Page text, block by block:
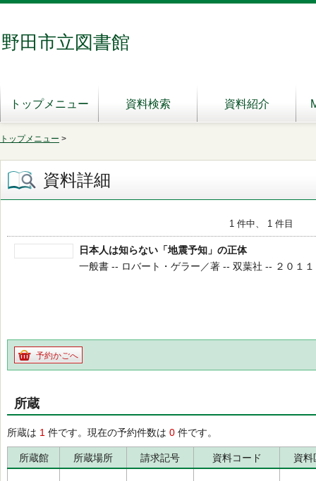
野田市立図書館
トップメニュー 資料検索 資料紹介
トップメニュー >
資料詳細
1 件中、 1 件目
日本人は知らない「地震予知」の正体
一般書 -- ロバート・ゲラー／著 -- 双葉社 -- ２０１
予約かごへ
所蔵
所蔵は 1 件です。現在の予約件数は 0 件です。
所蔵館 所蔵場所 請求記号 資料コード 資料